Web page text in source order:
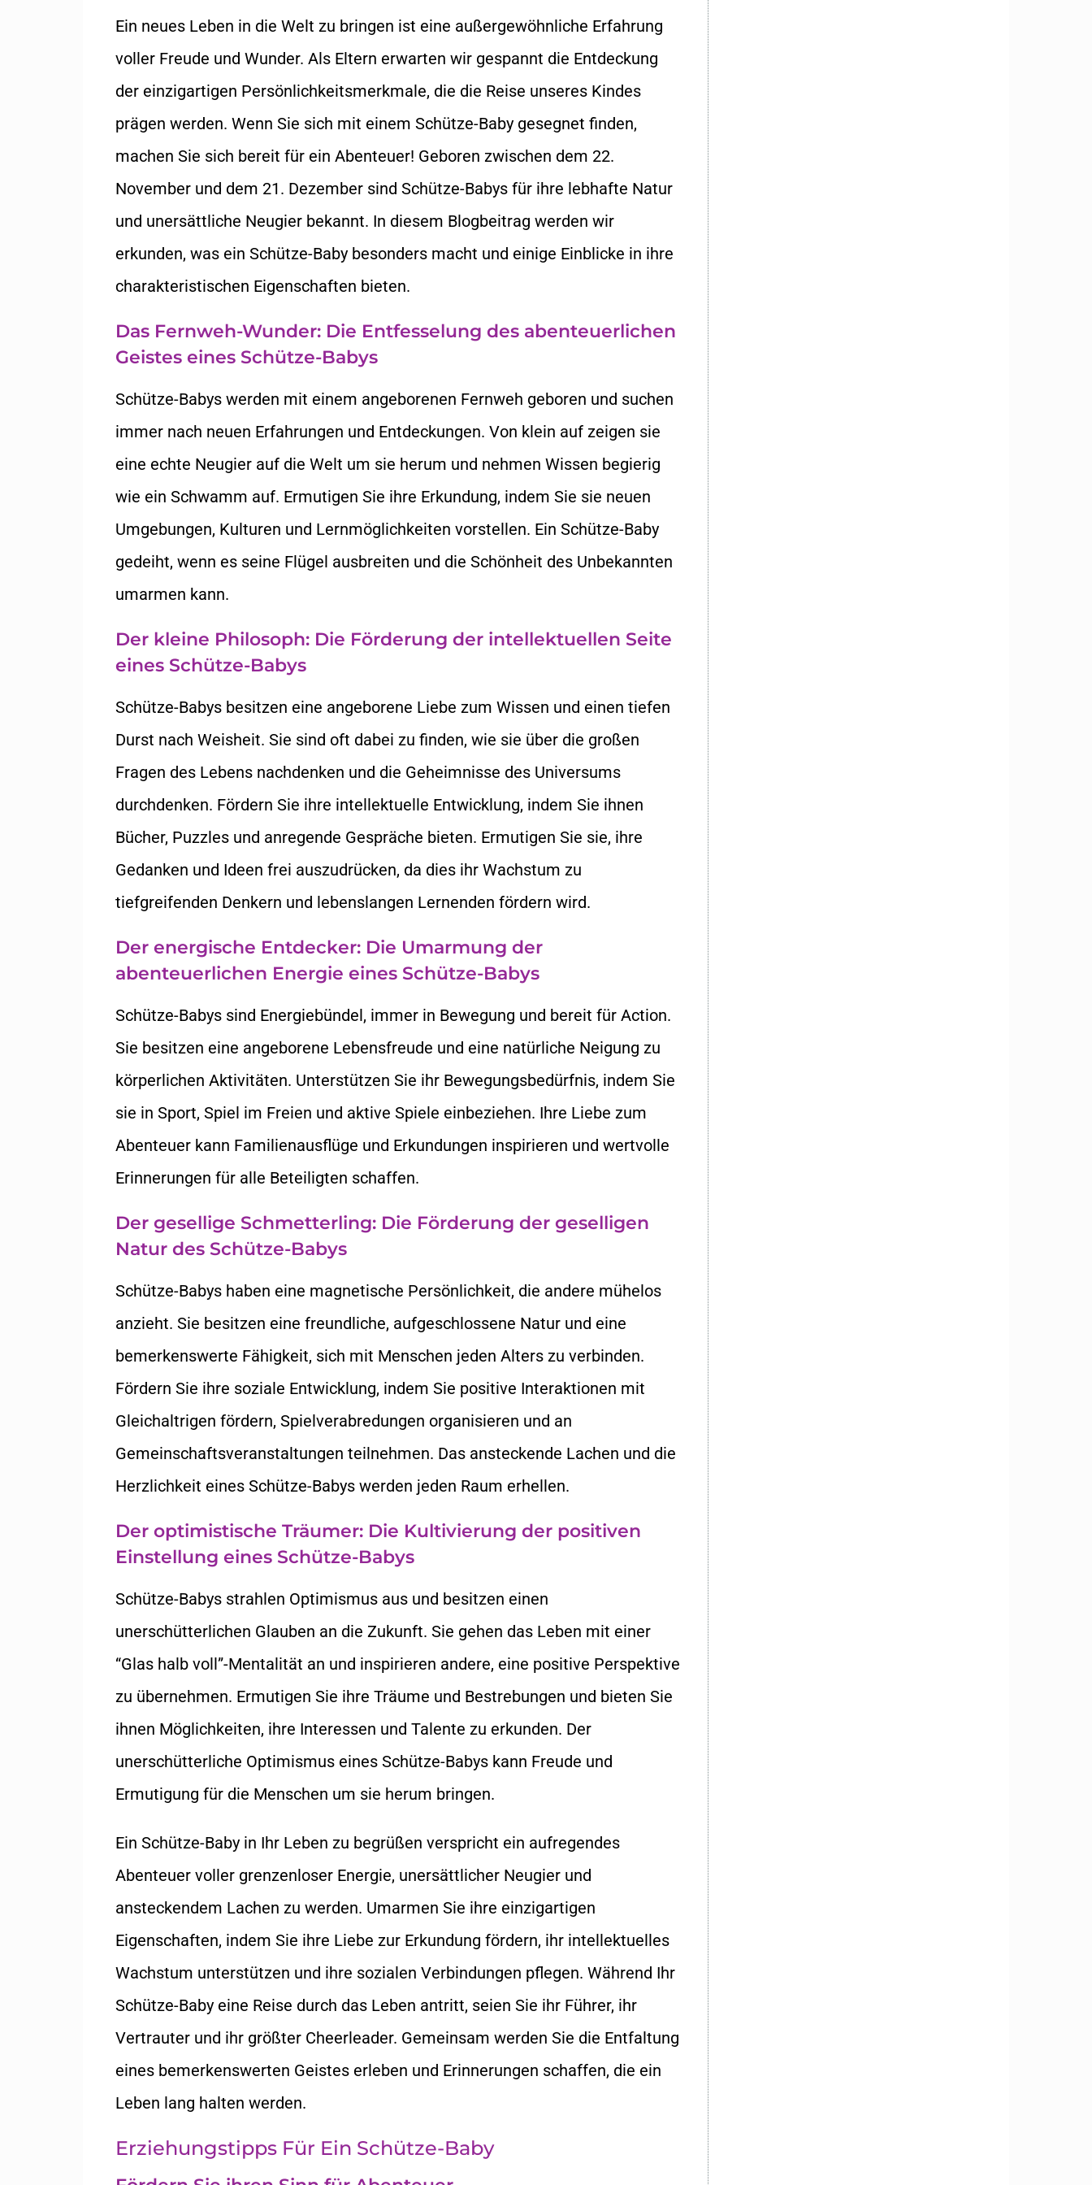
Ein neues Leben in die Welt zu bringen ist eine außergewöhnliche Erfahrung
voller Freude und Wunder. Als Eltern erwarten wir gespannt die Entdeckung
der einzigartigen Persönlichkeitsmerkmale, die die Reise unseres Kindes
prägen werden. Wenn Sie sich mit einem Schütze-Baby gesegnet finden,
machen Sie sich bereit für ein Abenteuer! Geboren zwischen dem 22.
November und dem 21. Dezember sind Schütze-Babys für ihre lebhafte Natur
und unersättliche Neugier bekannt. In diesem Blogbeitrag werden wir
erkunden, was ein Schütze-Baby besonders macht und einige Einblicke in ihre
charakteristischen Eigenschaften bieten.
Das Fernweh-Wunder: Die Entfesselung des abenteuerlichen
Geistes eines Schütze-Babys
Schütze-Babys werden mit einem angeborenen Fernweh geboren und suchen
immer nach neuen Erfahrungen und Entdeckungen. Von klein auf zeigen sie
eine echte Neugier auf die Welt um sie herum und nehmen Wissen begierig
wie ein Schwamm auf. Ermutigen Sie ihre Erkundung, indem Sie sie neuen
Umgebungen, Kulturen und Lernmöglichkeiten vorstellen. Ein Schütze-Baby
gedeiht, wenn es seine Flügel ausbreiten und die Schönheit des Unbekannten
umarmen kann.
Der kleine Philosoph: Die Förderung der intellektuellen Seite
eines Schütze-Babys
Schütze-Babys besitzen eine angeborene Liebe zum Wissen und einen tiefen
Durst nach Weisheit. Sie sind oft dabei zu finden, wie sie über die großen
Fragen des Lebens nachdenken und die Geheimnisse des Universums
durchdenken. Fördern Sie ihre intellektuelle Entwicklung, indem Sie ihnen
Bücher, Puzzles und anregende Gespräche bieten. Ermutigen Sie sie, ihre
Gedanken und Ideen frei auszudrücken, da dies ihr Wachstum zu
tiefgreifenden Denkern und lebenslangen Lernenden fördern wird.
Der energische Entdecker: Die Umarmung der
abenteuerlichen Energie eines Schütze-Babys
Schütze-Babys sind Energiebündel, immer in Bewegung und bereit für Action.
Sie besitzen eine angeborene Lebensfreude und eine natürliche Neigung zu
körperlichen Aktivitäten. Unterstützen Sie ihr Bewegungsbedürfnis, indem Sie
sie in Sport, Spiel im Freien und aktive Spiele einbeziehen. Ihre Liebe zum
Abenteuer kann Familienausflüge und Erkundungen inspirieren und wertvolle
Erinnerungen für alle Beteiligten schaffen.
Der gesellige Schmetterling: Die Förderung der geselligen
Natur des Schütze-Babys
Schütze-Babys haben eine magnetische Persönlichkeit, die andere mühelos
anzieht. Sie besitzen eine freundliche, aufgeschlossene Natur und eine
bemerkenswerte Fähigkeit, sich mit Menschen jeden Alters zu verbinden.
Fördern Sie ihre soziale Entwicklung, indem Sie positive Interaktionen mit
Gleichaltrigen fördern, Spielverabredungen organisieren und an
Gemeinschaftsveranstaltungen teilnehmen. Das ansteckende Lachen und die
Herzlichkeit eines Schütze-Babys werden jeden Raum erhellen.
Der optimistische Träumer: Die Kultivierung der positiven
Einstellung eines Schütze-Babys
Schütze-Babys strahlen Optimismus aus und besitzen einen
unerschütterlichen Glauben an die Zukunft. Sie gehen das Leben mit einer
“Glas halb voll”-Mentalität an und inspirieren andere, eine positive Perspektive
zu übernehmen. Ermutigen Sie ihre Träume und Bestrebungen und bieten Sie
ihnen Möglichkeiten, ihre Interessen und Talente zu erkunden. Der
unerschütterliche Optimismus eines Schütze-Babys kann Freude und
Ermutigung für die Menschen um sie herum bringen.
Ein Schütze-Baby in Ihr Leben zu begrüßen verspricht ein aufregendes
Abenteuer voller grenzenloser Energie, unersättlicher Neugier und
ansteckendem Lachen zu werden. Umarmen Sie ihre einzigartigen
Eigenschaften, indem Sie ihre Liebe zur Erkundung fördern, ihr intellektuelles
Wachstum unterstützen und ihre sozialen Verbindungen pflegen. Während Ihr
Schütze-Baby eine Reise durch das Leben antritt, seien Sie ihr Führer, ihr
Vertrauter und ihr größter Cheerleader. Gemeinsam werden Sie die Entfaltung
eines bemerkenswerten Geistes erleben und Erinnerungen schaffen, die ein
Leben lang halten werden.
Erziehungstipps Für Ein Schütze-Baby